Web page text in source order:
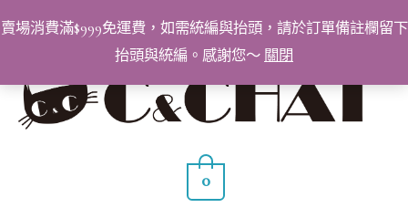
賣場消費滿$999免運費，如需統編與抬頭，請於訂單備註欄留下
抬頭與統編。感謝您～ 關閉
至
要
選
0